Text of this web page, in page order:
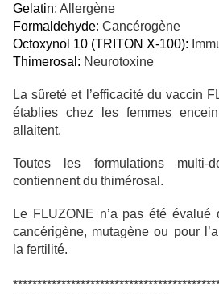
Gelatin: Allergène
Formaldehyde: Cancérogène
Octoxynol 10 (TRITON X-100):
Thimerosal: Neurotoxine
La sûreté et l’efficacité du vaccin
établies chez les femmes
allaitent.
Toutes les formulations
contiennent du thimérosal.
Le FLUZONE n’a pas été évalué
cancérigène, mutagène ou pour
la fertilité.